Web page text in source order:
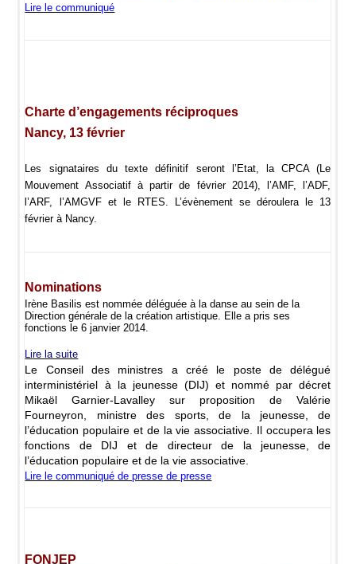
Lire le communiqué
Charte d’engagements réciproques
Nancy, 13 février
Les signataires du texte définitif seront l’Etat, la CPCA (Le
Mouvement Associatif à partir de février 2014), l’AMF, l’ADF,
l’ARF, l’AMGVF et le RTES. L’évènement se déroulera le 13
février à Nancy.
Nominations
Irène Basilis est nomméedéléguée à la danse au sein de la
Direction générale de la création artistique. Elle a pris ses
fonctions le 6 janvier 2014.
Lire la suite
Le Conseil des ministres a créé le poste dedélégué
interministériel à la jeunesse(DIJ) et nommé par décret
Mikaël Garnier-Lavalley sur proposition de Valérie
Fourneyron, ministre des sports, de la jeunesse, de
l’éducation populaire et de la vie associative. Il occupera les
fonctions de DIJ et de directeur de la jeunesse, de
l’éducation populaire et de la vie associative.
Lire le communiqué de presse de presse
FONJEP